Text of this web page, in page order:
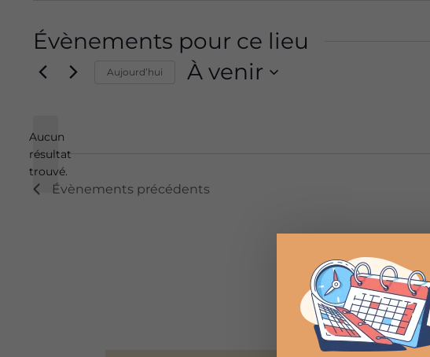
Évènements pour ce lieu
Notice
Aucun
résultat
trouvé.
Aujourd’hui À venir
Évènements précédents